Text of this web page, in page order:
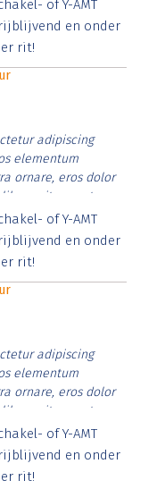
posuere.
of Y-AMT
en onder
rit!
adipiscing
elementum
ornare, eros dolor
vitae erat.
id rutrum lorem
posuere.
of Y-AMT
en onder
rit!
adipiscing
elementum
ornare, eros dolor
vitae erat.
id rutrum lorem
posuere.
of Y-AMT
en onder
rit!